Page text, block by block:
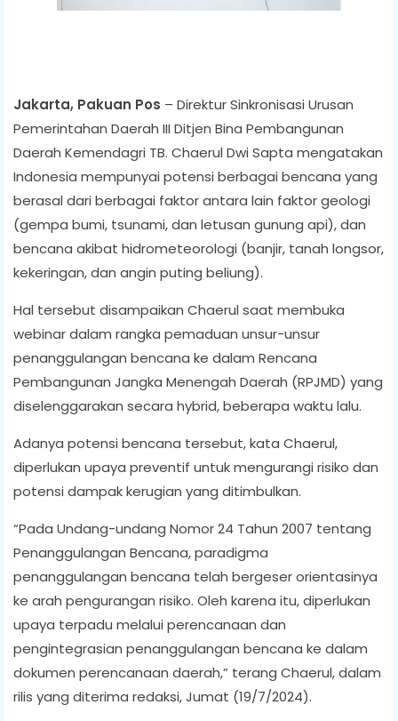
Jakarta, Pakuan Pos – Direktur Sinkronisasi Urusan
Pemerintahan Daerah III Ditjen Bina Pembangunan
Daerah Kemendagri TB. Chaerul Dwi Sapta mengatakan
Indonesia mempunyai potensi berbagai bencana yang
berasal dari berbagai faktor antara lain faktor geologi
(gempa bumi, tsunami, dan letusan gunung api), dan
bencana akibat hidrometeorologi (banjir, tanah longsor,
kekeringan, dan angin puting beliung).
Hal tersebut disampaikan Chaerul saat membuka
webinar dalam rangka pemaduan unsur-unsur
penanggulangan bencana ke dalam Rencana
Pembangunan Jangka Menengah Daerah (RPJMD) yang
diselenggarakan secara hybrid, beberapa waktu lalu.
Adanya potensi bencana tersebut, kata Chaerul,
diperlukan upaya preventif untuk mengurangi risiko dan
potensi dampak kerugian yang ditimbulkan.
“Pada Undang-undang Nomor 24 Tahun 2007 tentang
Penanggulangan Bencana, paradigma
penanggulangan bencana telah bergeser orientasinya
ke arah pengurangan risiko. Oleh karena itu, diperlukan
upaya terpadu melalui perencanaan dan
pengintegrasian penanggulangan bencana ke dalam
dokumen perencanaan daerah,” terang Chaerul, dalam
rilis yang diterima redaksi, Jumat (19/7/2024).